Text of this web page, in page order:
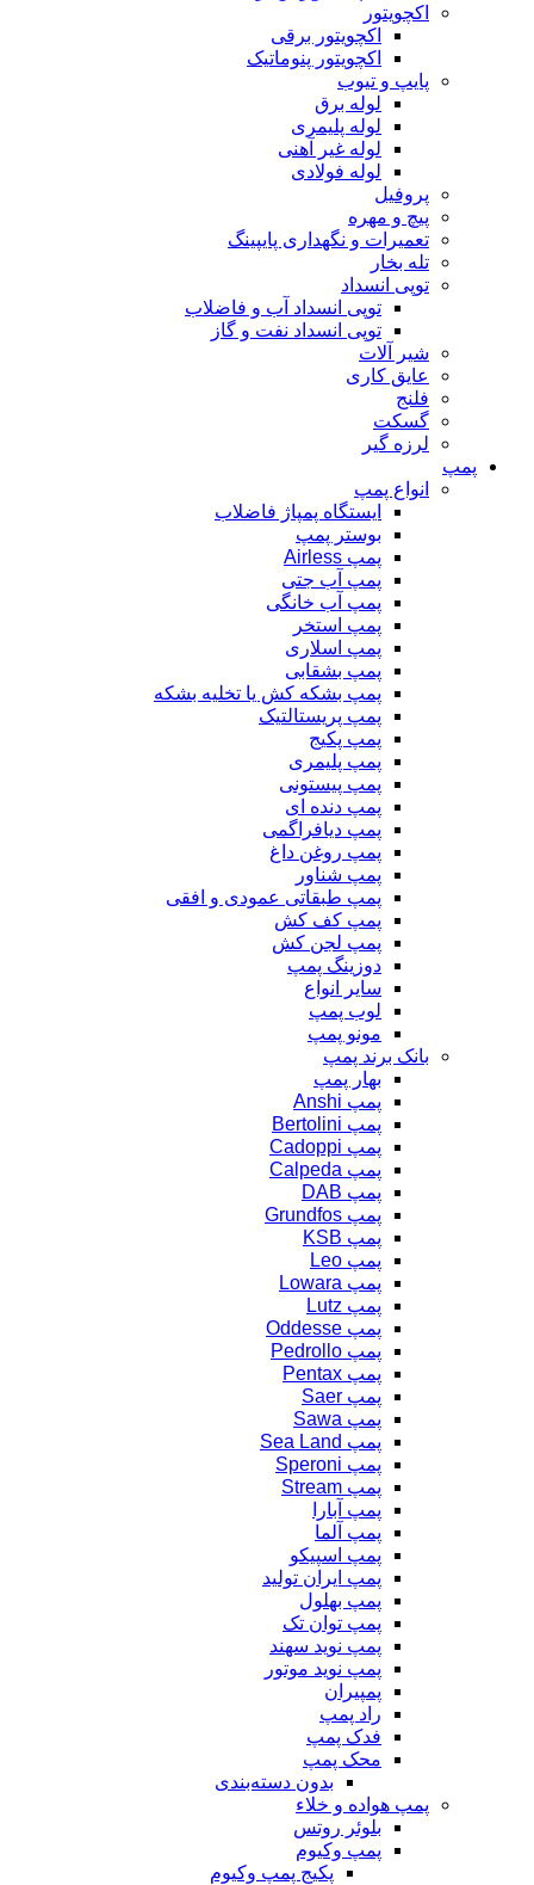
اکچویتور
اکچویتور برقی
اکچویتور پنوماتیک
پایپ و تیوب
لوله برق
لوله پلیمری
لوله غیر آهنی
لوله فولادی
پروفیل
پیچ و مهره
تعمیرات و نگهداری پایپینگ
تله بخار
توپی انسداد
توپی انسداد آب و فاضلاب
توپی انسداد نفت و گاز
شیر آلات
عایق کاری
فلنج
گسکت
لرزه گیر
پمپ
انواع پمپ
ایستگاه پمپاژ فاضلاب
بوستر پمپ
پمپ Airless
پمپ آب جتی
پمپ آب خانگی
پمپ استخر
پمپ اسلاری
پمپ بشقابی
پمپ بشکه کش یا تخلیه بشکه
پمپ پریستالتیک
پمپ پکیج
پمپ پلیمری
پمپ پیستونی
پمپ دنده ای
پمپ دیافراگمی
پمپ روغن داغ
پمپ شناور
پمپ طبقاتی عمودی و افقی
پمپ کف کش
پمپ لجن کش
دوزینگ پمپ
سایر انواع
لوب پمپ
مونو پمپ
بانک برند پمپ
بهار پمپ
پمپ Anshi
پمپ Bertolini
پمپ Cadoppi
پمپ Calpeda
پمپ DAB
پمپ Grundfos
پمپ KSB
پمپ Leo
پمپ Lowara
پمپ Lutz
پمپ Oddesse
پمپ Pedrollo
پمپ Pentax
پمپ Saer
پمپ Sawa
پمپ Sea Land
پمپ Speroni
پمپ Stream
پمپ آبارا
پمپ آلما
پمپ اسپیکو
پمپ ایران تولید
پمپ بهلول
پمپ توان تک
پمپ نوید سهند
پمپ نوید موتور
پمپیران
راد پمپ
فدک پمپ
محک پمپ
بدون دسته‌بندی
پمپ هواده و خلاء
بلوئر روتس
پمپ وکیوم
پکیج پمپ وکیوم